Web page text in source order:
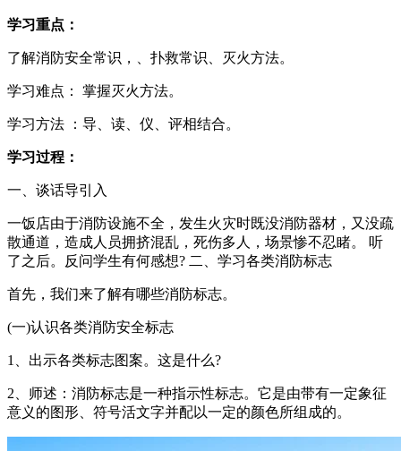
学习重点：
了解消防安全常识，、扑救常识、灭火方法。
学习难点： 掌握灭火方法。
学习方法 ：导、读、仪、评相结合。
学习过程：
一、谈话导引入
一饭店由于消防设施不全，发生火灾时既没消防器材，又没疏
散通道，造成人员拥挤混乱，死伤多人，场景惨不忍睹。 听
了之后。反问学生有何感想? 二、学习各类消防标志
首先，我们来了解有哪些消防标志。
(一)认识各类消防安全标志
1、出示各类标志图案。这是什么?
2、师述：消防标志是一种指示性标志。它是由带有一定象征
意义的图形、符号活文字并配以一定的颜色所组成的。